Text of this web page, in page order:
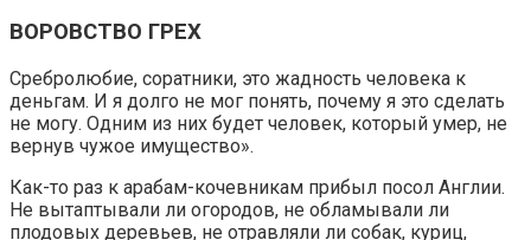
ВОРОВСТВО ГРЕХ
Сребролюбие, соратники, это жадность человека к
деньгам. И я долго не мог понять, почему я это сделать
не могу. Одним из них будет человек, который умер, не
вернув чужое имущество».
Как-то раз к арабам-кочевникам прибыл посол Англии.
Не вытаптывали ли огородов, не обламывали ли
плодовых деревьев, не отравляли ли собак, куриц,